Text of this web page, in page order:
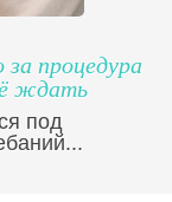
процедура
ждать
под